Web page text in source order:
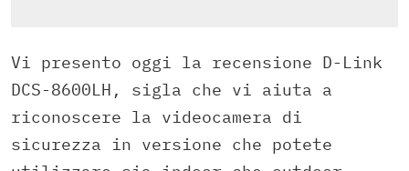
Vi presento oggi la recensione D-Link
DCS-8600LH, sigla che vi aiuta a
riconoscere la videocamera di
sicurezza in versione che potete